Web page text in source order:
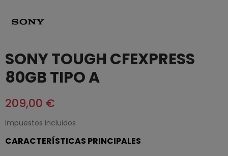
SONY TOUGH CFEXPRESS
80GB TIPO A
209,00 €
Impuestos incluidos
CARACTERÍSTICAS PRINCIPALES